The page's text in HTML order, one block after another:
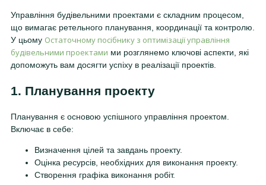
Управління будівельними проектами є складним процесом,
що вимагає ретельного планування, координації та контролю.
У цьому Остаточному посібнику з оптимізації управління
будівельними проектами ми розглянемо ключові аспекти, які
допоможуть вам досягти успіху в реалізації проектів.
1. Планування проекту
Планування є основою успішного управління проектом.
Включає в себе:
Визначення цілей та завдань проекту.
Оцінка ресурсів, необхідних для виконання проекту.
Створення графіка виконання робіт.